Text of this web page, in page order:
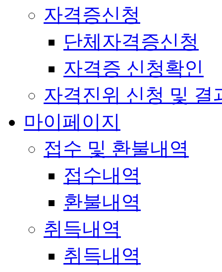
자격증신청
단체자격증신청
자격증 신청확인
자격진위 신청 및 결
마이페이지
접수 및 환불내역
접수내역
환불내역
취득내역
취득내역